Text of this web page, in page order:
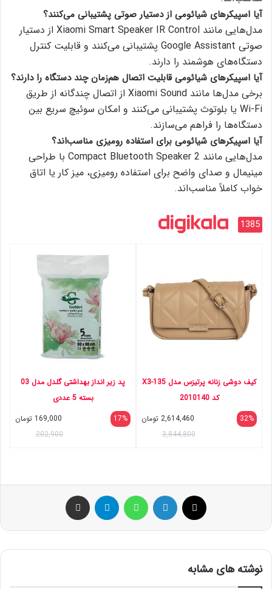
آیا اسپیکرهای شیائومی از دستیار صوتی پشتیبانی می‌کنند؟
مدل‌هایی مانند Xiaomi Smart Speaker IR Control از دستیار
صوتی Google Assistant پشتیبانی می‌کنند و قابلیت کنترل
دستگاه‌های هوشمند را دارند.
آیا اسپیکرهای شیائومی قابلیت اتصال هم‌زمان چند دستگاه را دارند؟
برخی مدل‌ها مانند Xiaomi Sound از اتصال چندگانه از طریق
Wi-Fi یا بلوتوث پشتیبانی می‌کنند و امکان سوئیچ سریع بین
دستگاه‌ها را فراهم می‌سازند.
آیا اسپیکرهای شیائومی برای استفاده رومیزی مناسب‌اند؟
مدل‌هایی مانند Compact Bluetooth Speaker 2 با طراحی
مینیمال و صدای واضح برای استفاده رومیزی، میز کار یا اتاق
خواب کاملاً مناسب‌اند.
1385
کیف دوشی زنانه پرتیزس مدل X3-135
کد 2010140
32%
2,614,460 تومان
3,844,800
پد زیر انداز بهداشتی گلدل مدل 03
بسته 5 عددی
17%
169,000 تومان
202,900
ایکس لینکداین تلگرام
نوشته های مشابه